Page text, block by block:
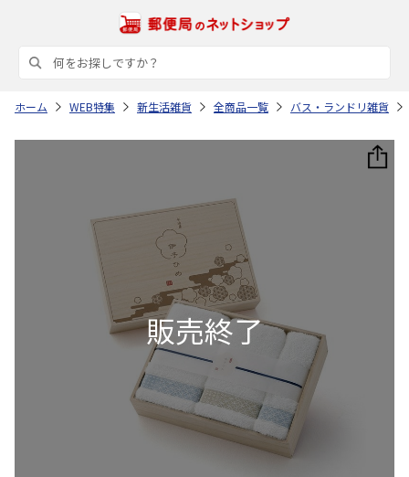
ホーム WEB特集 新生活雑貨 全商品一覧 バス・ランドリ雑貨